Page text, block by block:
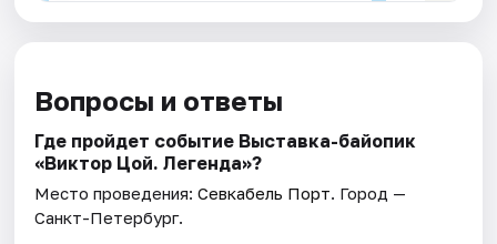
Вопросы и ответы
Где пройдет событие Выставка-байопик
«Виктор Цой. Легенда»?
Место проведения:Севкабель Порт. Город —
Санкт-Петербург.